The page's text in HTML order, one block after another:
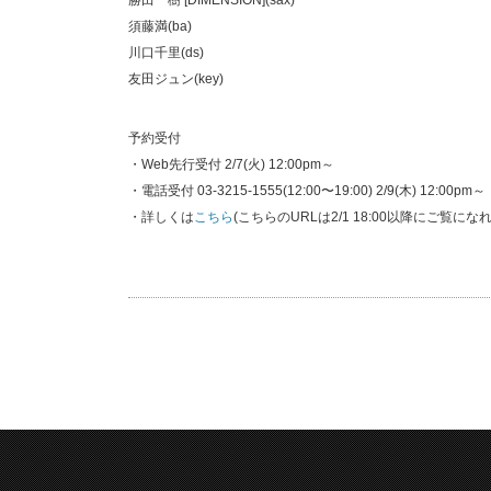
須藤満(ba)
川口千里(ds)
友田ジュン(key)
予約受付
・Web先行受付 2/7(火) 12:00pm～
・電話受付 03-3215-1555(12:00〜19:00) 2/9(木) 12:00pm～
・詳しくはこちら(こちらのURLは2/1 18:00以降にご覧にな